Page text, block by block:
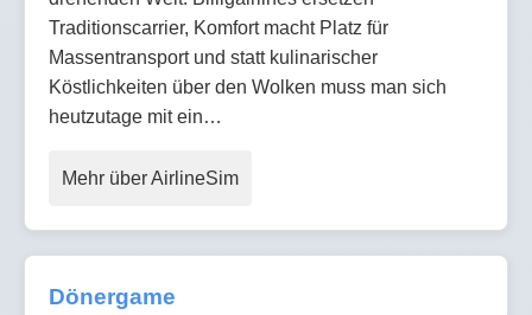
Traditionscarrier, Komfort macht Platz für
Massentransport und statt kulinarischer
Köstlichkeiten über den Wolken muss man sich
heutzutage mit ein…
Mehr über AirlineSim
Dönergame